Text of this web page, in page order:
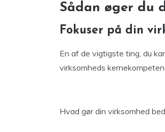
Sådan øger du
Fokuser på din
En af de vigtigste ting, du
virksomheds
Hvad gør din virksomhed